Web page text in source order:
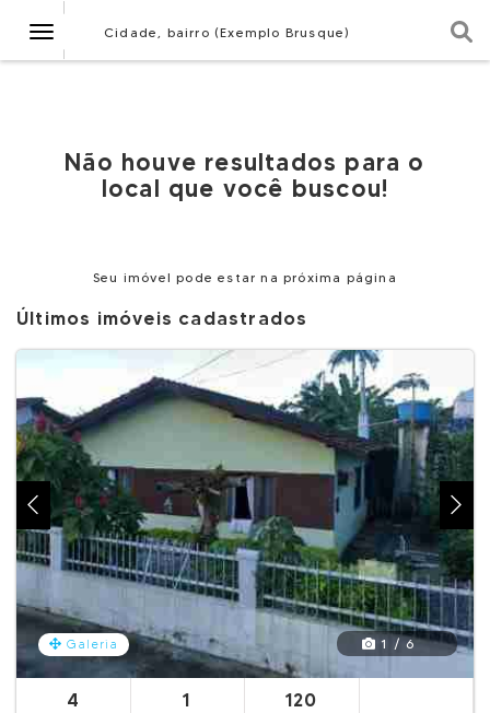
NavegaçãoCidade, bairro (Exemplo Brusque)
Não houve resultados para o
local que você buscou!
Seu imóvel pode estar na próxima página
Últimos imóveis cadastrados
Galeria 1 / 6
4 1 120